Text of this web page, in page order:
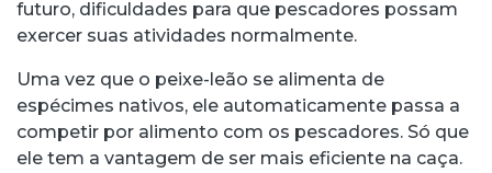
futuro, dificuldades para que pescadores possam
exercer suas atividades normalmente.
Uma vez que o peixe-leão se alimenta de
espécimes nativos, ele automaticamente passa a
competir por alimento com os pescadores. Só que
ele tem a vantagem de ser mais eficiente na caça.